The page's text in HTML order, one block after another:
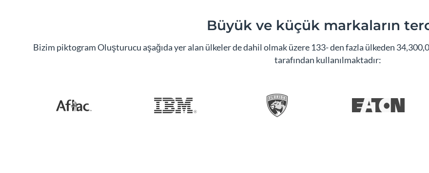
Büyük ve küçük markaların
Bizim piktogram Oluşturucu aşağıda yer alan ülkeler de dahil olmak üzere 133- den fazla ülkeden
tarafından kullanılmaktadır: